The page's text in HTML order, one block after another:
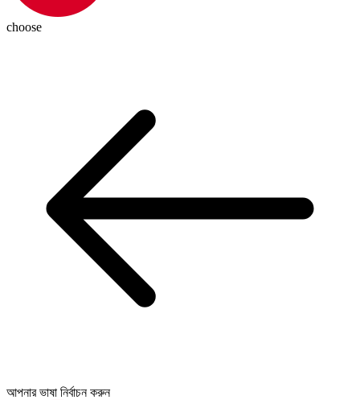
choose
আপনার ভাষা নির্বাচন করুন